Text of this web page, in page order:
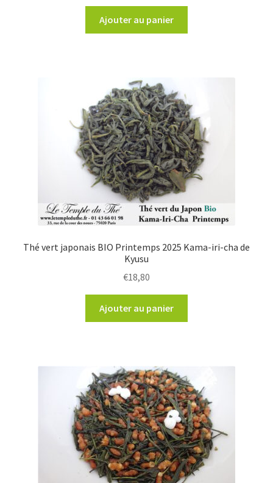
Ajouter au panier
Thé vert japonais BIO Printemps 2025 Kama-iri-cha de
Kyusu
€18,80
Ajouter au panier